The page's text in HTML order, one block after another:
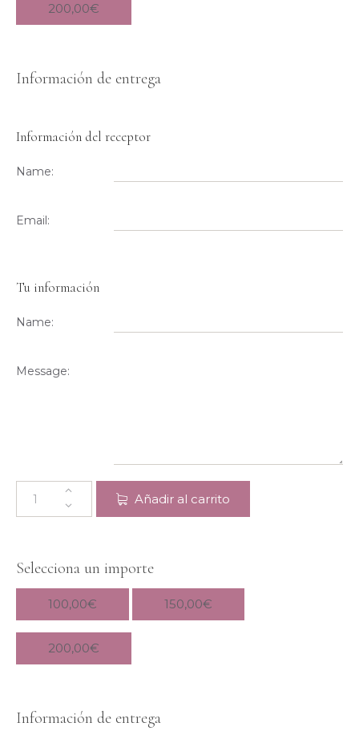
200,00€
Información de entrega
Información del receptor
Name:
Email:
Tu información
Name:
Message:
Añadir al carrito
Selecciona un importe
100,00€ 150,00€
200,00€
Información de entrega